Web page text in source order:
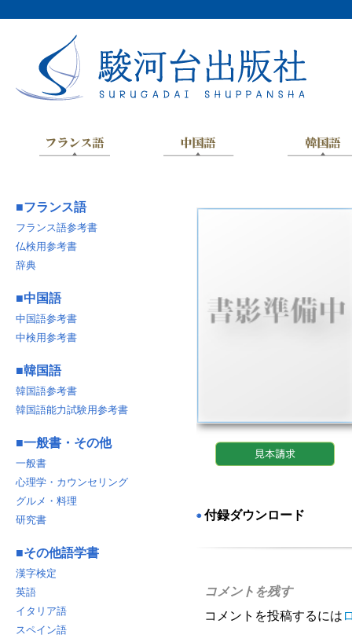
◉ 付録ダウンロード
コメントを残す
コメントを投稿するには
■フランス語
フランス語参考書
仏検用参考書
辞典
■中国語
中国語参考書
中検用参考書
■韓国語
韓国語参考書
韓国語能力試験用参考書
■一般書・その他
一般書
心理学・カウンセリング
グルメ・料理
研究書
■その他語学書
漢字検定
英語
イタリア語
スペイン語